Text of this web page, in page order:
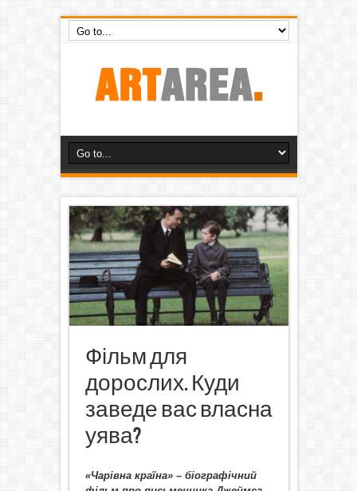
Фільм для
дорослих. Куди
заведе вас власна
уява?
«Чарівна країна» – біографічний